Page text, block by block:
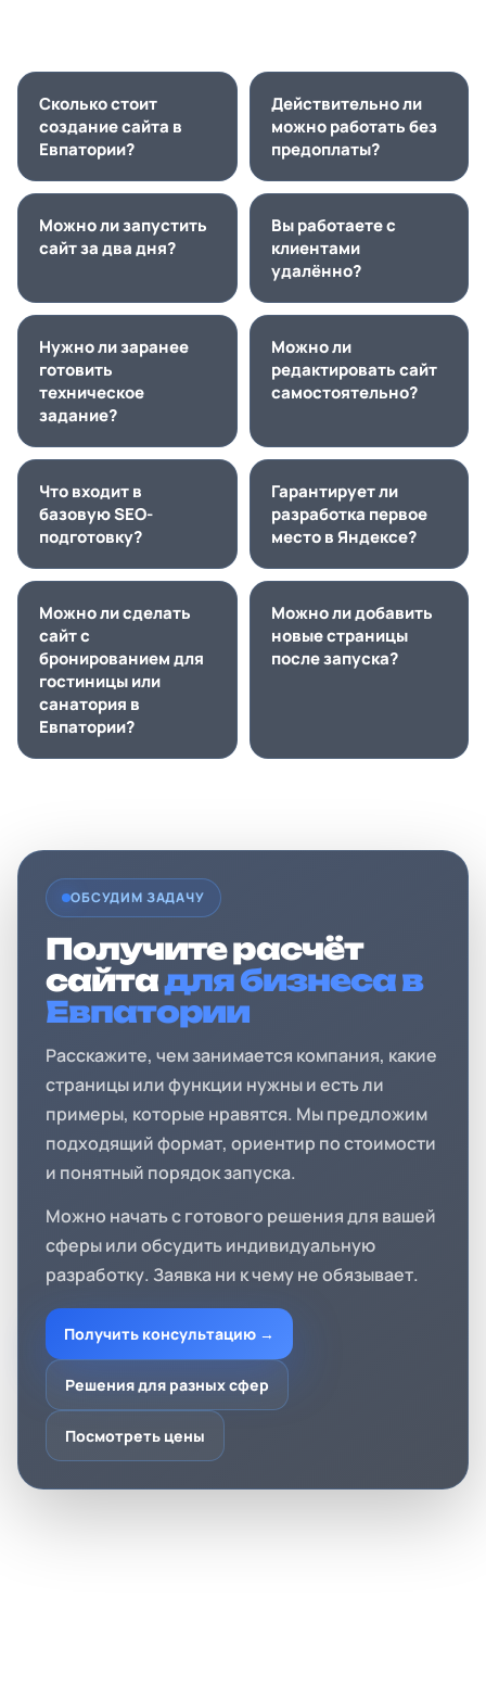
Сколько стоит
создание сайта в
Евпатории?
Действительно ли
можно работать без
предоплаты?
Можно ли запустить
сайт за два дня?
Вы работаете с
клиентами
удалённо?
Нужно ли заранее
готовить
техническое
задание?
Можно ли
редактировать сайт
самостоятельно?
Что входит в
базовую SEO-
подготовку?
Гарантирует ли
разработка первое
место в Яндексе?
Можно ли сделать
сайт с
бронированием для
гостиницы или
санатория в
Евпатории?
Можно ли добавить
новые страницы
после запуска?
ОБСУДИМ ЗАДАЧУ
Получите расчёт
сайтадля бизнеса в
Евпатории
Расскажите, чем занимается компания, какие
страницы или функции нужны и есть ли
примеры, которые нравятся. Мы предложим
подходящий формат, ориентир по стоимости
и понятный порядок запуска.
Можно начать с готового решения для вашей
сферы или обсудить индивидуальную
разработку. Заявка ни к чему не обязывает.
Получить консультацию →
Решения для разных сфер
Посмотреть цены